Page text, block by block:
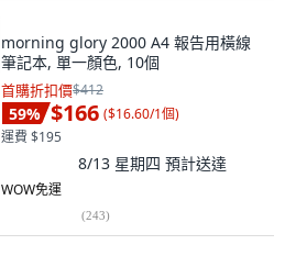
morning glory 2000 A4 報告用橫線
筆記本, 單一顏色, 10個
首購折扣價$412
59% $166 ($16.60/1個)
運費 $195
8/13 星期四 預計送達
WOW免運
(243)